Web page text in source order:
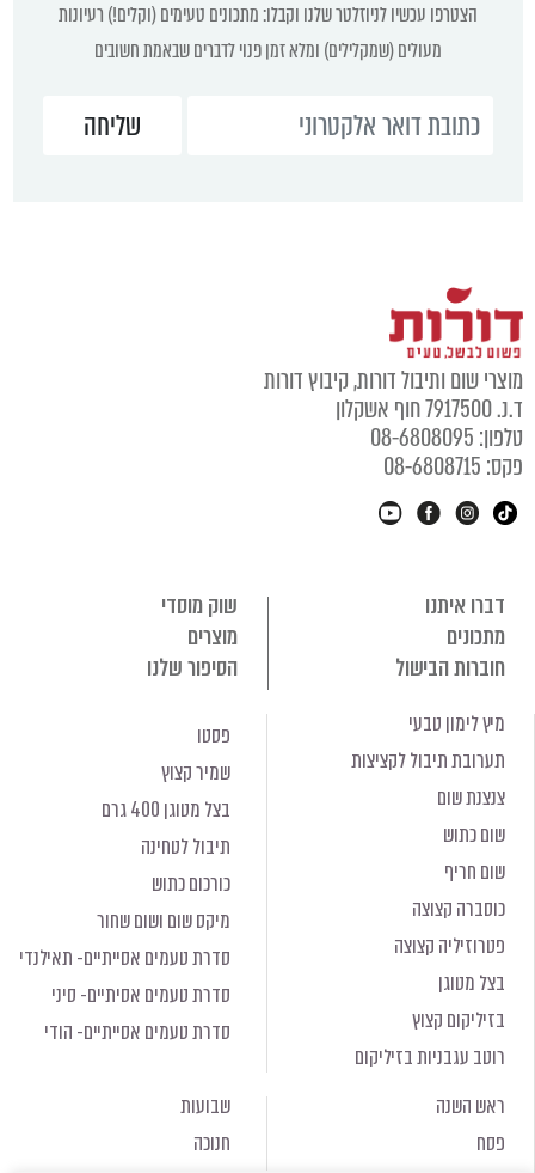
הצטרפו עכשיו לניוזלטר שלנו וקבלו: מתכונים טעימים (וקלים!) רעיונות
מעולים (שמקלילים) ומלא זמן פנוי לדברים שבאמת חשובים
מוצרי שום ותיבול דורות, קיבוץ דורות
ד.נ. 7917500 חוף אשקלון
טלפון: 08-6808095
פקס: 08-6808715
דברו איתנו
שוק מוסדי
מתכונים
מוצרים
חוברות הבישול
הסיפור שלנו
מיץ לימון טבעי
תערובת תיבול לקציצות
צנצנת שום
שום כתוש
שום חריף
כוסברה קצוצה
פטרוזיליה קצוצה
בצל מטוגן
בזיליקום קצוץ
רוטב עגבניות בזיליקום
פסטו
שמיר קצוץ
בצל מטוגן 400 גרם
תיבול לטחינה
כורכום כתוש
מיקס שום ושום שחור
סדרת טעמים אסייתיים- תאילנדי
סדרת טעמים אסיתיים- סיני
סדרת טעמים אסייתיים- הודי
ראש השנה
פסח
שבועות
חנוכה